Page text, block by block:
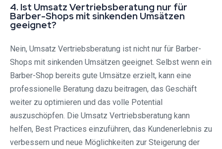
4. Ist Umsatz Vertriebsberatung nur für
Barber-Shops mit sinkenden Umsätzen
geeignet?
Nein, Umsatz Vertriebsberatung ist nicht nur für Barber-
Shops mit sinkenden Umsätzen geeignet. Selbst wenn ein
Barber-Shop bereits gute Umsätze erzielt, kann eine
professionelle Beratung dazu beitragen, das Geschäft
weiter zu optimieren und das volle Potential
auszuschöpfen. Die Umsatz Vertriebsberatung kann
helfen, Best Practices einzuführen, das Kundenerlebnis zu
verbessern und neue Möglichkeiten zur Steigerung der